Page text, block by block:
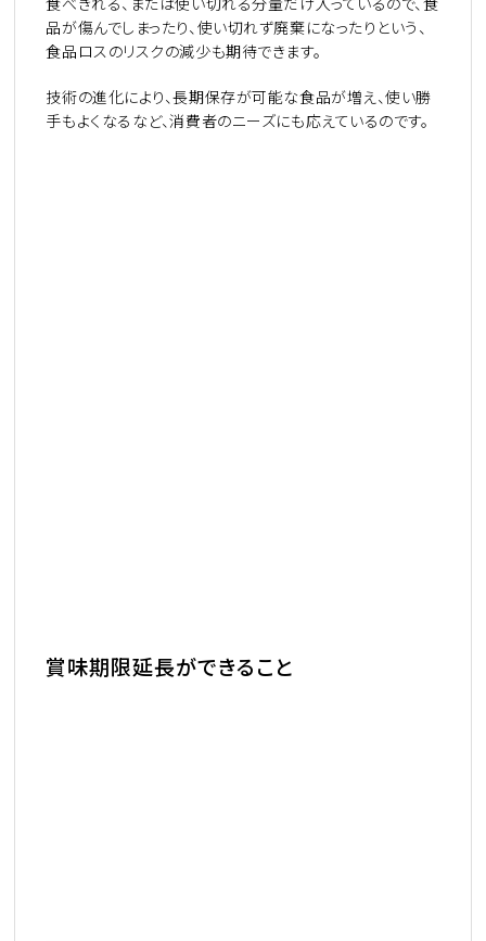
品が傷んでしまったり、使い切れず廃棄になったりという、
食品ロスのリスクの減少も期待できます。
技術の進化により、長期保存が可能な食品が増え、使い勝
手もよくなるなど、消費者のニーズにも応えているのです。
賞味期限延長ができること